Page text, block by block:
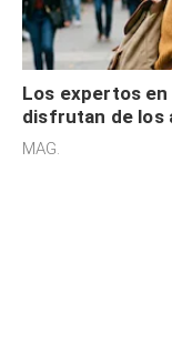
Los expertos
disfrutan de los
sensibilidad a
MAG.